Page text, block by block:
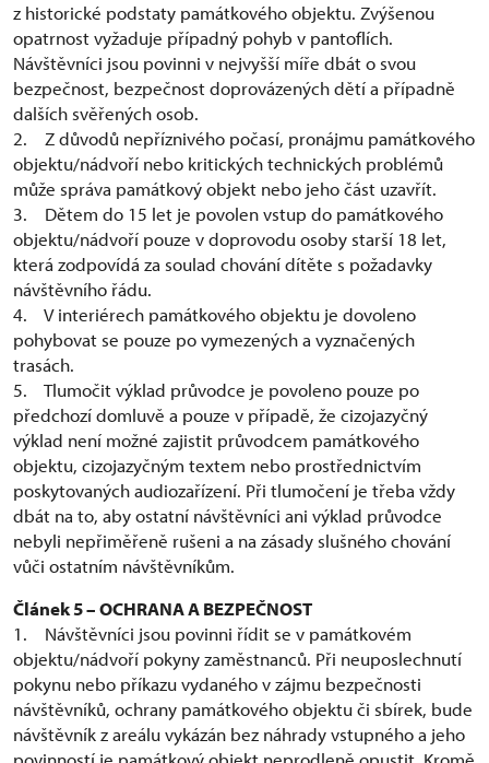
z historické podstaty památkového objektu. Zvýšenou
opatrnost vyžaduje případný pohyb v pantoflích.
Návštěvníci jsou povinni v nejvyšší míře dbát o svou
bezpečnost, bezpečnost doprovázených dětí a případně
dalších svěřených osob.
2. Z důvodů nepříznivého počasí, pronájmu památkového
objektu/nádvoří nebo kritických technických problémů
může správa památkový objekt nebo jeho část uzavřít.
3. Dětem do 15 let je povolen vstup do památkového
objektu/nádvoří pouze v doprovodu osoby starší 18 let,
která zodpovídá za soulad chování dítěte s požadavky
návštěvního řádu.
4. V interiérech památkového objektu je dovoleno
pohybovat se pouze po vymezených a vyznačených
trasách.
5. Tlumočit výklad průvodce je povoleno pouze po
předchozí domluvě a pouze v případě, že cizojazyčný
výklad není možné zajistit průvodcem památkového
objektu, cizojazyčným textem nebo prostřednictvím
poskytovaných audiozařízení. Při tlumočení je třeba vždy
dbát na to, aby ostatní návštěvníci ani výklad průvodce
nebyli nepřiměřeně rušeni a na zásady slušného chování
vůči ostatním návštěvníkům.
Článek 5 – OCHRANA A BEZPEČNOST
1. Návštěvníci jsou povinni řídit se v památkovém
objektu/nádvoří pokyny zaměstnanců. Při neuposlechnutí
pokynu nebo příkazu vydaného v zájmu bezpečnosti
návštěvníků, ochrany památkového objektu či sbírek, bude
návštěvník z areálu vykázán bez náhrady vstupného a jeho